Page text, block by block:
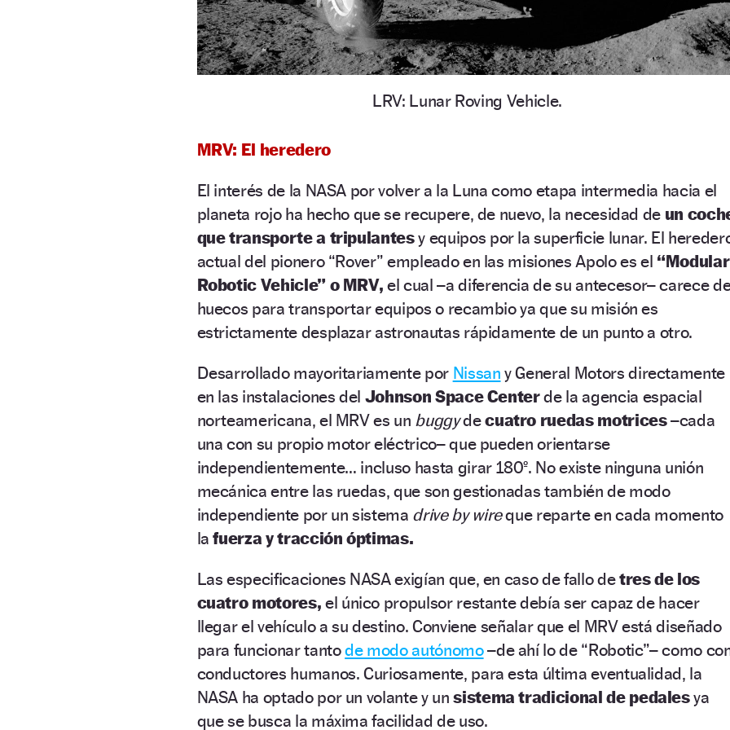
LRV: Lunar Roving Vehicle.
MRV: El heredero
El interés de la NASA por volver a la Luna como etapa intermedia hacia el
planeta rojo ha hecho que se recupere, de nuevo, la necesidad de un
que transporte a tripulantesy equipos por la superficie lunar. El
actual del pionero “Rover” empleado en las misiones Apolo es el “Modular
Robotic Vehicle” o MRV, el cual –a diferencia de su antecesor– carece
huecos para transportar equipos o recambio ya que su misión es
estrictamente desplazar astronautas rápidamente de un punto a otro.
Desarrollado mayoritariamente por Nissan y General Motors directamente
en las instalaciones del Johnson Space Centerde la agencia espacial
norteamericana, el MRV es un buggydecuatro ruedas motrices–cada
una con su propio motor eléctrico– que pueden orientarse
independientemente… incluso hasta girar 180º. No existe ninguna unión
mecánica entre las ruedas, que son gestionadas también de modo
independiente por un sistema drive by wireque reparte en cada momento
lafuerza y tracción óptimas.
Las especificaciones NASA exigían que, en caso de fallo detres de los
cuatro motores, el único propulsor restante debía ser capaz de hacer
llegar el vehículo a su destino. Conviene señalar que el MRV está diseñado
para funcionar tantode modo autónomo–de ahí lo de “Robotic”– como
conductores humanos. Curiosamente, para esta última eventualidad, la
NASA ha optado por un volante y un sistema tradicional de pedalesya
que se busca la máxima facilidad de uso.